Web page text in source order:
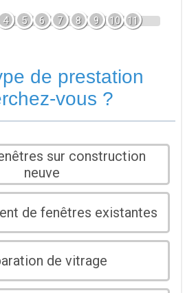
4 5 6 7 8 9 10 11
de prestation
vous ?
sur construction
neuve
de fenêtres existantes
de vitrage